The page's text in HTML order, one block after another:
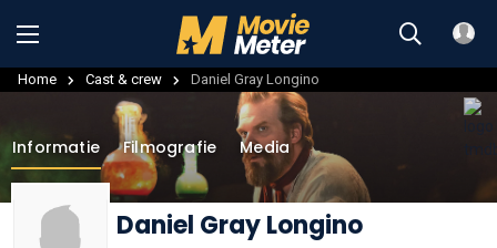
Home Cast & crew Daniel Gray Longino
Informatie Filmografie Media
Daniel Gray Longino